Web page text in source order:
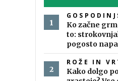
Ko začne
to:
pogosto
ROŽE IN
Kako dolgo